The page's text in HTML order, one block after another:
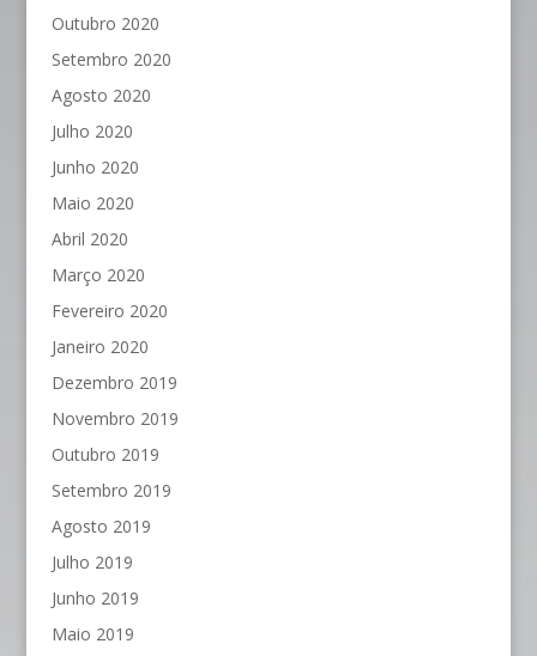
Outubro 2020
Setembro 2020
Agosto 2020
Julho 2020
Junho 2020
Maio 2020
Abril 2020
Março 2020
Fevereiro 2020
Janeiro 2020
Dezembro 2019
Novembro 2019
Outubro 2019
Setembro 2019
Agosto 2019
Julho 2019
Junho 2019
Maio 2019